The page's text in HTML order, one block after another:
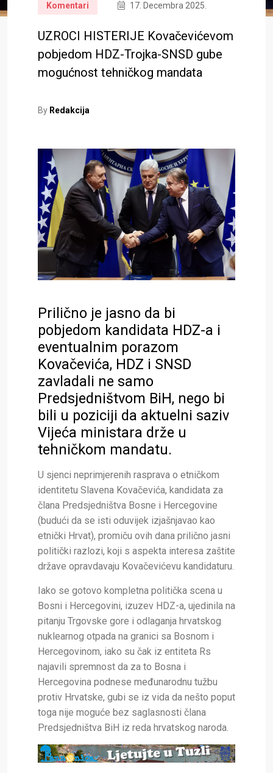
Komentari 17. Decembra 2025.
UZROCI HISTERIJE Kovačevićevom
pobjedom HDZ-Trojka-SNSD gube
mogućnost tehničkog mandata
By Redakcija
Prilično je jasno da bi
pobjedom kandidata HDZ-a i
eventualnim porazom
Kovačevića, HDZ i SNSD
zavladali ne samo
Predsjedništvom BiH, nego bi
bili u poziciji da aktuelni saziv
Vijeća ministara drže u
tehničkom mandatu.
U sjenci neprimjerenih rasprava o etničkom
identitetu Slavena Kovačevića, kandidata za
člana Predsjedništva Bosne i Hercegovine
(budući da se isti oduvijek izjašnjavao kao
etnički Hrvat), promiču ovih dana prilično jasni
politički razlozi, koji s aspekta interesa zaštite
države opravdavaju Kovačevićevu kandidaturu.
Iako se gotovo kompletna politička scena u
Bosni i Hercegovini, izuzev HDZ-a, ujedinila na
pitanju Trgovske gore i odlaganja hrvatskog
nuklearnog otpada na granici sa Bosnom i
Hercegovinom, iako su čak iz entiteta Rs
najavili spremnost da za to Bosna i
Hercegovina podnese međunarodnu tužbu
protiv Hrvatske, gubi se iz vida da nešto poput
toga nije moguće bez saglasnosti člana
Predsjedništva BiH iz reda hrvatskog naroda.